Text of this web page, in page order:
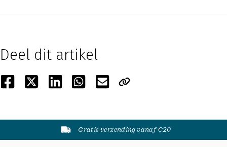
Deel dit artikel
Gratis verzending vanaf €20